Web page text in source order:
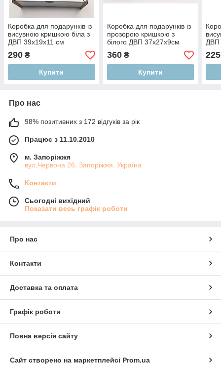
Коробка для подарунків із
висувною кришкою біла з
ДВП 39х19х11 см
290 ₴
Купити
Коробка для подарунків із
прозорою кришкою з
білого ДВП 37х27х9см
360₴
Купити
ДВП
225
Про нас
98% позитивних з 172 відгуків за рік
Працює з 11.10.2010
м. Запоріжжя
вул.Червона 26, Запоріжжя, Україна
Контакти
Сьогодні вихідний
Показати весь графік роботи
Про нас
Контакти
Доставка та оплата
Графік роботи
Повна версія сайту
Сайт створено на маркетплейсі Prom.ua